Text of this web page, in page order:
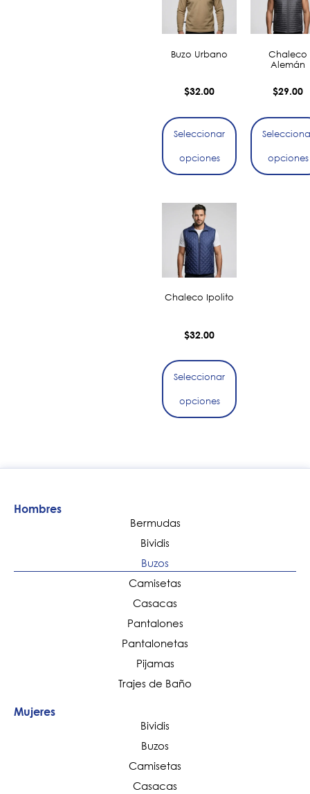
Buzo Urbano
$32.00
Seleccionar
opciones
Chaleco
Alemán
$29.00
opciones
Chaleco Ipolito
$32.00
Seleccionar
opciones
Hombres
Bermudas
Bividis
Buzos
Camisetas
Casacas
Pantalones
Pantalonetas
Pijamas
Trajes de Baño
Mujeres
Bividis
Buzos
Camisetas
Casacas